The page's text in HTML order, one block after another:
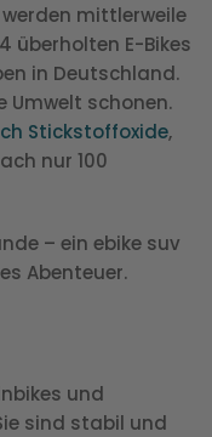
mittlerweile
überholten E-Bikes
in Deutschland.
Umwelt schonen.
Stickstoffoxide,
nur 100
– ein ebike suv
Abenteuer.
und
sind stabil und